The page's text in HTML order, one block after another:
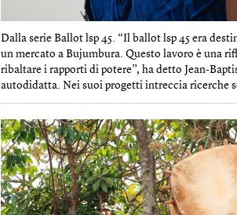
Dalla serie Ballot lsp 45. “Il ballot lsp 45 era
un mercato a Bujumbura. Questo lavoro è una
ribaltare i rapporti di potere”, ha detto Jean-
autodidatta. Nei suoi progetti intreccia ricerche